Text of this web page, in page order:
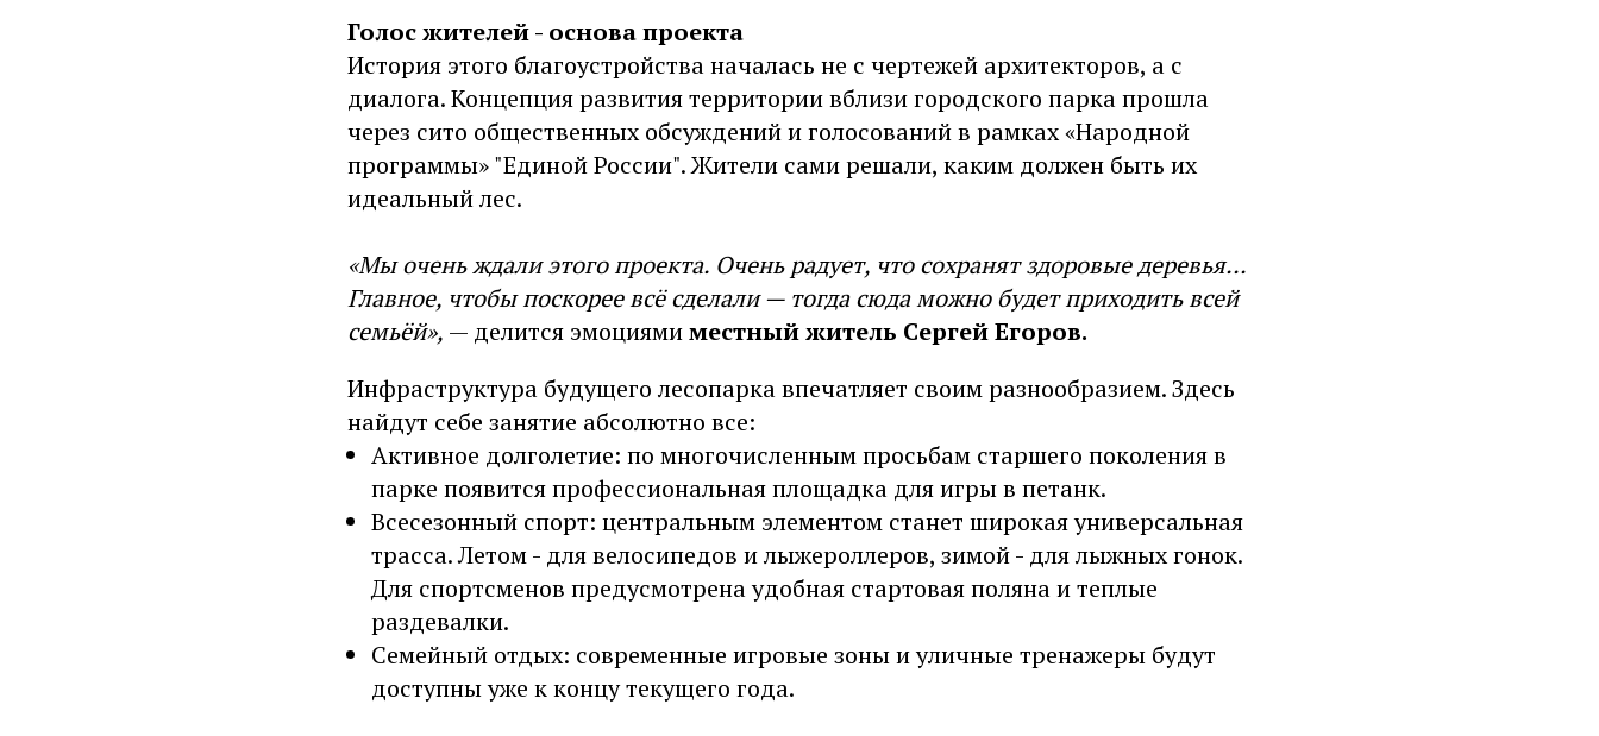
Голос жителей - основа проекта
История этого благоустройства началась не с чертежей архитекторов, а с
диалога. Концепция развития территории вблизи городского парка прошла
через сито общественных обсуждений и голосований в рамках «Народной
программы» "Единой России". Жители сами решали, каким должен быть их
идеальный лес.
«Мы очень ждали этого проекта. Очень радует, что сохранят здоровые деревья...
Главное, чтобы поскорее всё сделали — тогда сюда можно будет приходить всей
семьёй», — делится эмоциямиместный житель Сергей Егоров.
Инфраструктура будущего лесопарка впечатляет своим разнообразием. Здесь
найдут себе занятие абсолютно все:
Активное долголетие: по многочисленным просьбам старшего поколения в
парке появится профессиональная площадка для игры в петанк.
Всесезонный спорт: центральным элементом станет широкая универсальная
трасса. Летом - для велосипедов и лыжероллеров, зимой - для лыжных гонок.
Для спортсменов предусмотрена удобная стартовая поляна и теплые
раздевалки.
Семейный отдых: современные игровые зоны и уличные тренажеры будут
доступны уже к концу текущего года.